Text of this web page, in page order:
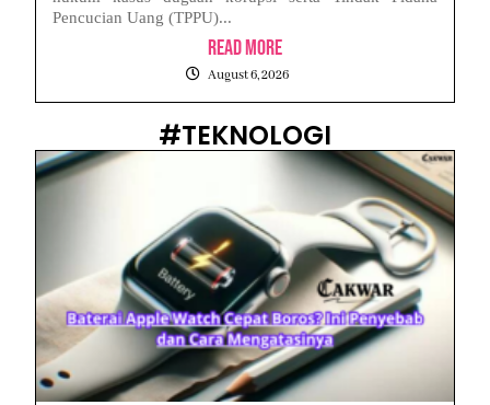
Pencucian Uang (TPPU)...
Read More
August 6, 2026
#TEKNOLOGI